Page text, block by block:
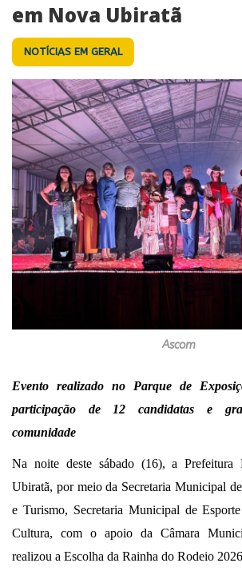
em Nova Ubiratã
NOTÍCIAS EM GERAL
Ascom
Evento realizado no Parque de
participação de 12 candidatas e
comunidade
Na noite deste sábado (16), a
Ubiratã, por meio da Secretaria Municipal
e Turismo, Secretaria Municipal de
Cultura, com o apoio da Câmara
realizou a Escolha da Rainha do Rodeio